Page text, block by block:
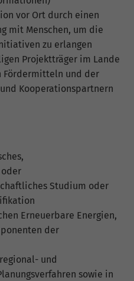
vor Ort durch einen
mit Menschen, um die
zu erlangen
Projektträger im Lande
Fördermitteln und der
Kooperationspartnern
Studium oder
Erneuerbare Energien,
der
und
sowie in
Google Analytics
vom Mustertyp, bei dem
auf dem Namen die
des Kontos
enthält, auf das es sich
auf Websites mit
Datenmenge zu